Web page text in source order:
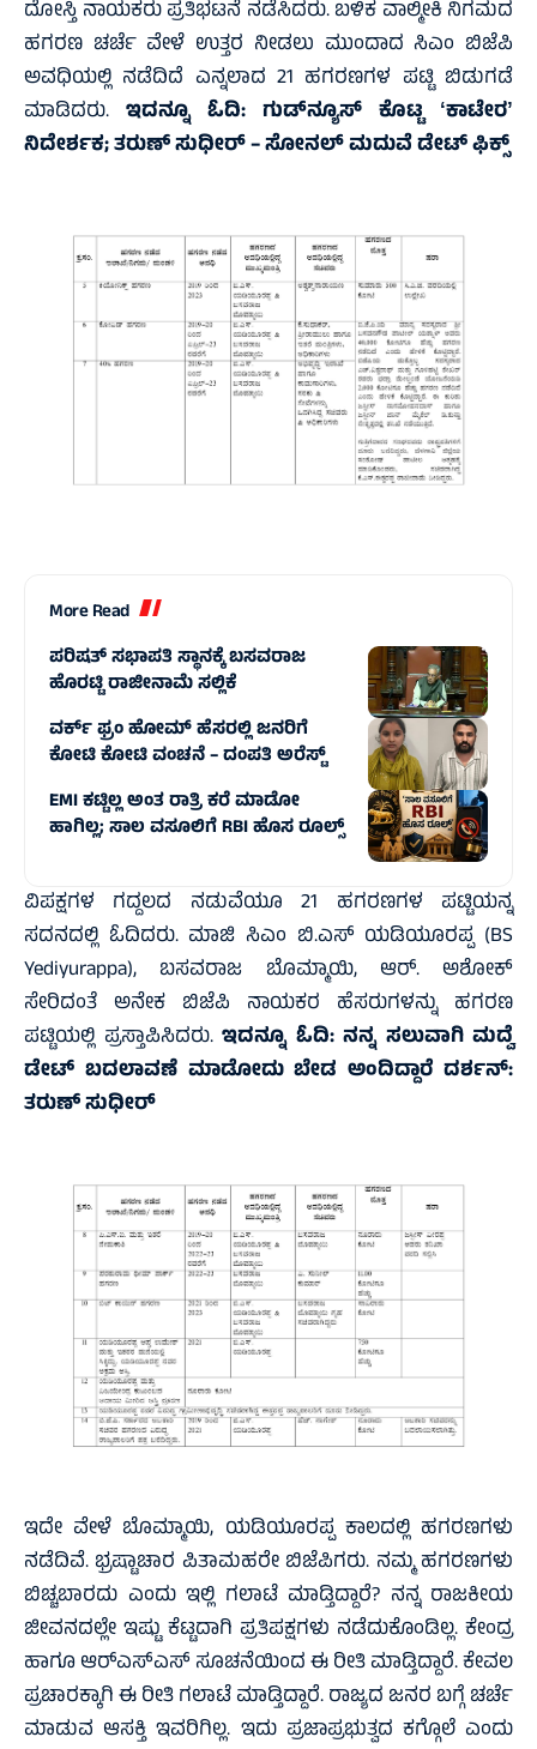
ದೋಸ್ತಿ ನಾಯಕರು ಪ್ರತಿಭಟನೆ ನಡೆಸಿದರು. ಬಳಿಕ ವಾಲ್ಮೀಕಿ ನಿಗಮದ
ಹಗರಣ ಚರ್ಚೆ ವೇಳೆ ಉತ್ತರ ನೀಡಲು ಮುಂದಾದ ಸಿಎಂ ಬಿಜೆಪಿ
ಅವಧಿಯಲ್ಲಿ ನಡೆದಿದೆ ಎನ್ನಲಾದ 21 ಹಗರಣಗಳ ಪಟ್ಟಿ ಬಿಡುಗಡೆ
ಮಾಡಿದರು. ಇದನ್ನೂ ಓದಿ: ಗುಡ್‌ನ್ಯೂಸ್‌ ಕೊಟ್ಟ ʻಕಾಟೇರʼ
ನಿದೇರ್ಶಕ; ತರುಣ್‌ ಸುಧೀರ್‌ – ಸೋನಲ್‌ ಮದುವೆ ಡೇಟ್‌ ಫಿಕ್ಸ್‌
More Read
ಪರಿಷತ್ ಸಭಾಪತಿ ಸ್ಥಾನಕ್ಕೆ ಬಸವರಾಜ
ಹೊರಟ್ಟಿ ರಾಜೀನಾಮೆ ಸಲ್ಲಿಕೆ
ವರ್ಕ್ ಫ್ರಂ ಹೋಮ್ ಹೆಸರಲ್ಲಿ ಜನರಿಗೆ
ಕೋಟಿ ಕೋಟಿ ವಂಚನೆ – ದಂಪತಿ ಅರೆಸ್ಟ್
EMI ಕಟ್ಟಿಲ್ಲ ಅಂತ ರಾತ್ರಿ ಕರೆ ಮಾಡೋ
ಹಾಗಿಲ್ಲ; ಸಾಲ ವಸೂಲಿಗೆ RBI ಹೊಸ ರೂಲ್ಸ್
ವಿಪಕ್ಷಗಳ ಗದ್ದಲದ ನಡುವೆಯೂ 21 ಹಗರಣಗಳ ಪಟ್ಟಿಯನ್ನ
ಸದನದಲ್ಲಿ ಓದಿದರು. ಮಾಜಿ ಸಿಎಂ ಬಿ.ಎಸ್‌ ಯಡಿಯೂರಪ್ಪ (BS
Yediyurappa), ಬಸವರಾಜ ಬೊಮ್ಮಾಯಿ, ಆರ್‌. ಅಶೋಕ್‌
ಸೇರಿದಂತೆ ಅನೇಕ ಬಿಜೆಪಿ ನಾಯಕರ ಹೆಸರುಗಳನ್ನು ಹಗರಣ
ಪಟ್ಟಿಯಲ್ಲಿ ಪ್ರಸ್ತಾಪಿಸಿದರು. ಇದನ್ನೂ ಓದಿ: ನನ್ನ ಸಲುವಾಗಿ ಮದ್ವೆ
ಡೇಟ್‌ ಬದಲಾವಣೆ ಮಾಡೋದು ಬೇಡ ಅಂದಿದ್ದಾರೆ ದರ್ಶನ್‌:
ತರುಣ್‌ ಸುಧೀರ್
ಇದೇ ವೇಳೆ ಬೊಮ್ಮಾಯಿ, ಯಡಿಯೂರಪ್ಪ ಕಾಲದಲ್ಲಿ ಹಗರಣಗಳು
ನಡೆದಿವೆ. ಭ್ರಷ್ಟಾಚಾರ ಪಿತಾಮಹರೇ ಬಿಜೆಪಿಗರು. ನಮ್ಮ ಹಗರಣಗಳು
ಬಿಚ್ಚಬಾರದು ಎಂದು ಇಲ್ಲಿ ಗಲಾಟೆ ಮಾಡ್ತಿದ್ದಾರೆ? ನನ್ನ ರಾಜಕೀಯ
ಜೀವನದಲ್ಲೇ ಇಷ್ಟು ಕೆಟ್ಟದಾಗಿ ಪ್ರತಿಪಕ್ಷಗಳು ನಡೆದುಕೊಂಡಿಲ್ಲ. ಕೇಂದ್ರ
ಹಾಗೂ ಆರ್‌ಎಸ್‌ಎಸ್‌ ಸೂಚನೆಯಿಂದ ಈ ರೀತಿ ಮಾಡ್ತಿದ್ದಾರೆ. ಕೇವಲ
ಪ್ರಚಾರಕ್ಕಾಗಿ ಈ ರೀತಿ ಗಲಾಟೆ ಮಾಡ್ತಿದ್ದಾರೆ. ರಾಜ್ಯದ ಜನರ ಬಗ್ಗೆ ಚರ್ಚೆ
ಮಾಡುವ ಆಸಕ್ತಿ ಇವರಿಗಿಲ್ಲ. ಇದು ಪ್ರಜಾಪ್ರಭುತ್ವದ ಕಗ್ಗೊಲೆ ಎಂದು